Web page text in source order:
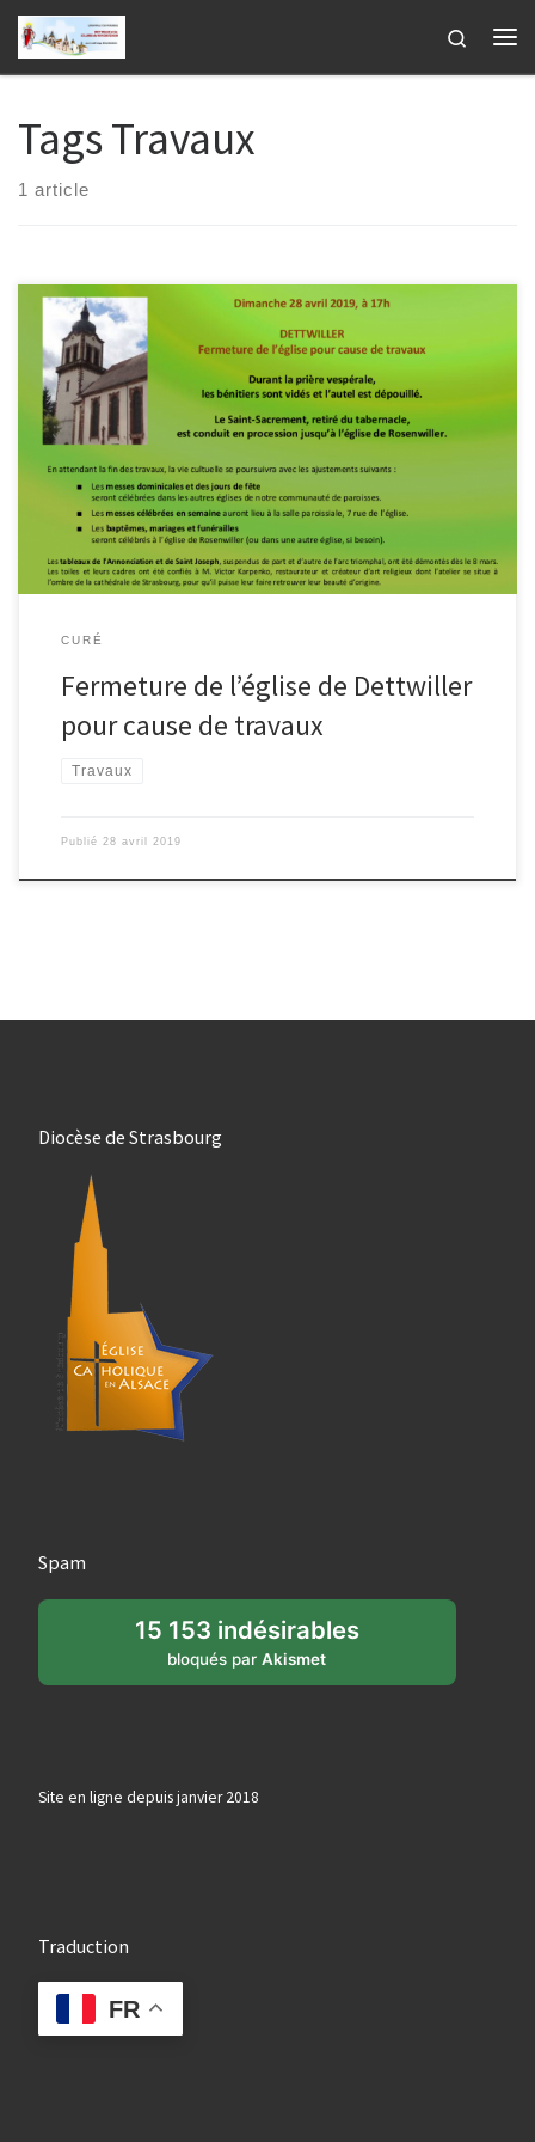
Passer au contenu
Search
Tags Travaux
1 article
CURÉ
Fermeture de l’église de Dettwiller
pour cause de travaux
Travaux
Publié 28 avril 2019
Diocèse de Strasbourg
Spam
15 153 indésirables
bloqués parAkismet
Site en ligne depuis janvier 2018
Traduction
FR